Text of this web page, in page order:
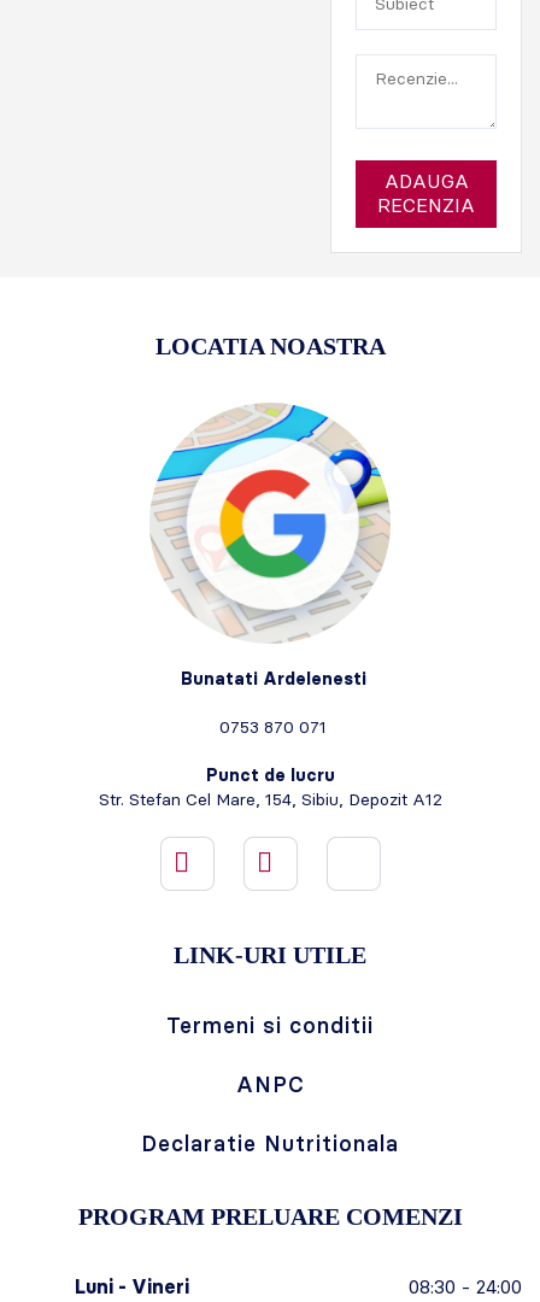
ADAUGA
RECENZIA
LOCATIA NOASTRA
Bunatati Ardelenesti
0753 870 071
Punct de lucru
Str. Stefan Cel Mare, 154, Sibiu, Depozit A12
LINK-URI UTILE
Termeni si conditii
ANPC
Declaratie Nutritionala
PROGRAM PRELUARE COMENZI
Luni - Vineri
08:30 - 24:00